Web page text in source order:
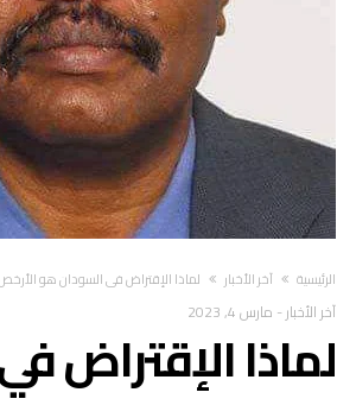
‫الرئيسية‬ آخر الأخبار لماذا الإقتراض في السودان هو
آخر الأخبار- مارس 4, 2023
لماذا الإقتراض